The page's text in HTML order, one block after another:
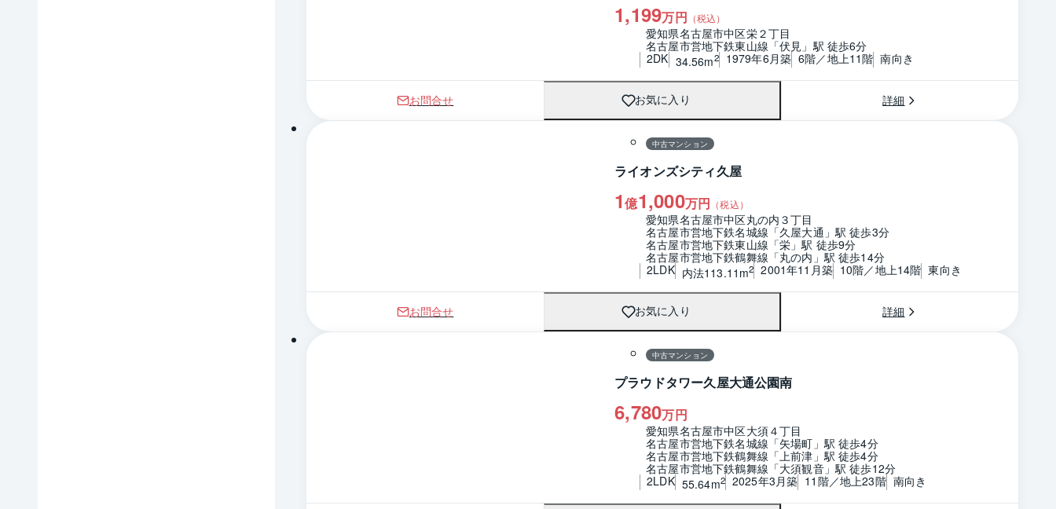
1,199万円 （税込）
愛知県名古屋市中区栄２丁目
名古屋市営地下鉄東山線「伏見」駅 徒歩6分
2DK 34.56m2 1979年6月築 6階／地上11階 南向き
お問合せ お気に入り 詳細
中古マンション
ライオンズシティ久屋
1億1,000万円 （税込）
愛知県名古屋市中区丸の内３丁目
名古屋市営地下鉄名城線「久屋大通」駅 徒歩3分
名古屋市営地下鉄東山線「栄」駅 徒歩9分
名古屋市営地下鉄鶴舞線「丸の内」駅 徒歩14分
2LDK 内法113.11m2 2001年11月築 10階／地上14階 東向き
お問合せ お気に入り 詳細
中古マンション
プラウドタワー久屋大通公園南
6,780万円
愛知県名古屋市中区大須４丁目
名古屋市営地下鉄名城線「矢場町」駅 徒歩4分
名古屋市営地下鉄鶴舞線「上前津」駅 徒歩4分
名古屋市営地下鉄鶴舞線「大須観音」駅 徒歩12分
2LDK 55.64m2 2025年3月築 11階／地上23階 南向き